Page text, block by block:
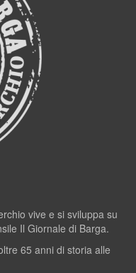
vive e si sviluppa su
Il Giornale di Barga.
65 anni di storia alle